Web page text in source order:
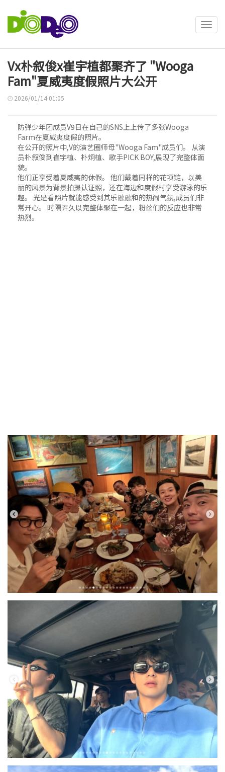
Vx朴叙俊x崔宇植都聚齐了 "Wooga
Fam"夏威夷度假照片大公开
2026/01/14 01:05
防弹少年团成员V9日在自己的SNS上上传了多张Wooga
Farm在夏威夷度假的照片。
在公开的照片中,V的演艺圈师母"Wooga Fam"成员们。 从演
员朴叙俊到崔宇植、朴炯植、歌手PICK BOY,展现了完整体面
貌。
他们正享受着夏威夷的休假。 他们戴着同样的花项链，以美
丽的风景为背景拍摄认证照，还在海边和度假村享受游泳的乐
趣。 光是看照片就能感受到其乐融融和的热闹气氛,成员们非
常开心。 时隔许久以完整体聚在一起，粉丝们的反应也非常
热烈。